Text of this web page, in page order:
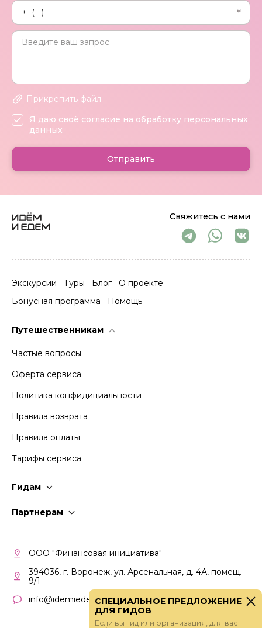
Свяжитесь с нами
Экскурсии Туры Блог
О проекте
Бонусная программа
Помощь
Путешественникам
Частые вопросы
Оферта сервиса
Политика конфидициальности
Правила возврата
Правила оплаты
Тарифы сервиса
Гидам
Партнерам
Кабинет партнера
Правила участия
ООО "Финансовая инициатива"
394036, г. Воронеж, ул. Арсенальная, д. 4А, помещ.
9/1
info@idemiedem.ru
Прикрепить файл
Я даю своё согласие на обработку персональных
данных
Отправить
СПЕЦИАЛЬНОЕ ПРЕДЛОЖЕНИЕ
ДЛЯ ГИДОВ
Если вы гид или организация, для вас